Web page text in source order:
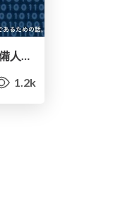
第６回 データアーキテクト（データ整備人）-『誠実 × データ × 整備人』 ~誠実なデータを扱う誠実な企業・整備人であるための話~
1.2k